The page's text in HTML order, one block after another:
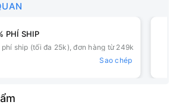
PHÍ SHIP
phí ship (tối đa 25k), đơn hàng từ 249k
Sao chép